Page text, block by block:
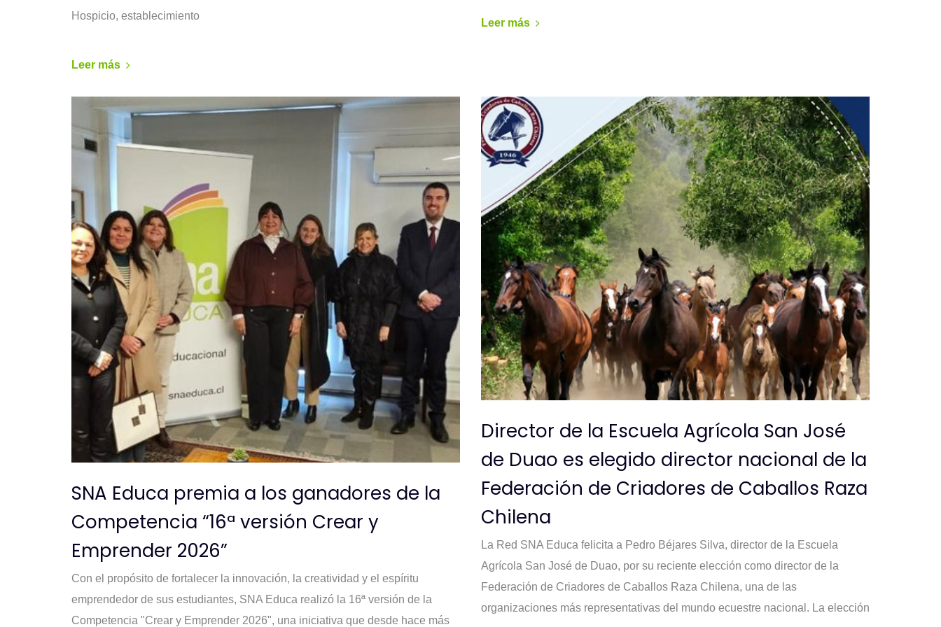
Hospicio, establecimiento
Leer más
Leer más
SNA Educa premia a los ganadores de la
Competencia “16ª versión Crear y
Emprender 2026”
Con el propósito de fortalecer la innovación, la creatividad y el espíritu
emprendedor de sus estudiantes, SNA Educa realizó la 16ª versión de la
Competencia "Crear y Emprender 2026", una iniciativa que desde hace más
Director de la Escuela Agrícola San José
de Duao es elegido director nacional de la
Federación de Criadores de Caballos Raza
Chilena
La Red SNA Educa felicita a Pedro Béjares Silva, director de la Escuela
Agrícola San José de Duao, por su reciente elección como director de la
Federación de Criadores de Caballos Raza Chilena, una de las
organizaciones más representativas del mundo ecuestre nacional. La elección